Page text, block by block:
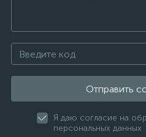
Отправить
Я даю согласие на
персональных данных